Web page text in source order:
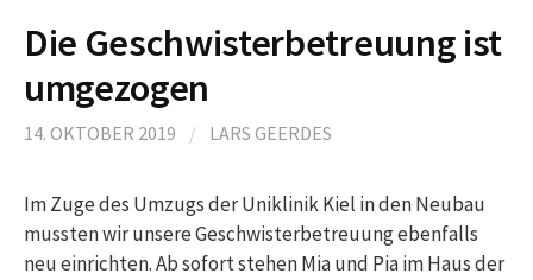
Die Geschwisterbetreuung ist
umgezogen
14. OKTOBER 2019 / LARS GEERDES
Im Zuge des Umzugs der Uniklinik Kiel in den Neubau
mussten wir unsere Geschwisterbetreuung ebenfalls
neu einrichten. Ab sofort stehen Mia und Pia im Haus der